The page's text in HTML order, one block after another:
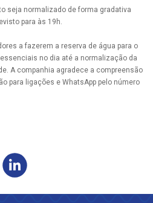
seja normalizado de forma gradativa
para às 19h.
a fazerem a reserva de água para o
no dia até a normalização da
A companhia agradece a compreensão
para ligações e WhatsApp pelo número